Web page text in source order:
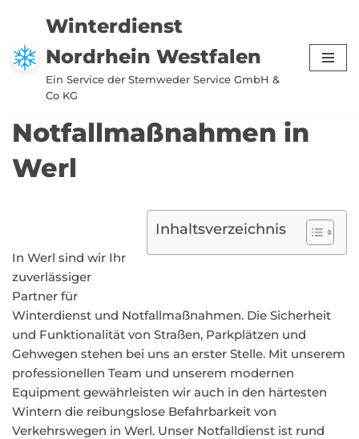
Zum
Inhalt
springen
Winterdienst
Nordrhein Westfalen
Ein Service der Stemweder Service GmbH &
Co KG
Notfallmaßnahmen in
Werl
Inhaltsverzeichnis
In Werl sind wir Ihr
zuverlässiger
Partner für
Winterdienst und Notfallmaßnahmen. Die Sicherheit
und Funktionalität von Straßen, Parkplätzen und
Gehwegen stehen bei uns an erster Stelle. Mit unserem
professionellen Team und unserem modernen
Equipment gewährleisten wir auch in den härtesten
Wintern die reibungslose Befahrbarkeit von
Verkehrswegen in Werl. Unser Notfalldienst ist rund